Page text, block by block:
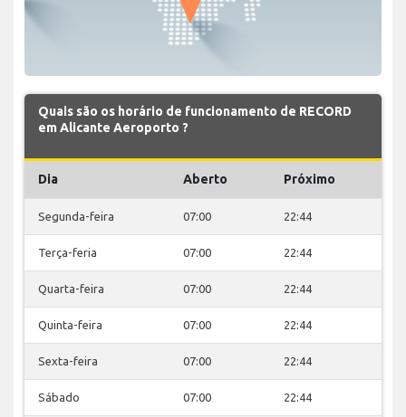
Quais são os horário de funcionamento de RECORD
em Alicante Aeroporto ?
Dia Aberto Próximo
Segunda-feira 07:00 22:44
Terça-feria 07:00 22:44
Quarta-feira 07:00 22:44
Quinta-feira 07:00 22:44
Sexta-feira 07:00 22:44
Sábado 07:00 22:44